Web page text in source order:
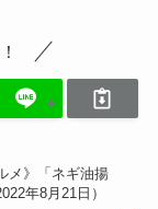
メ》「ネギ油揚
年8月21日）